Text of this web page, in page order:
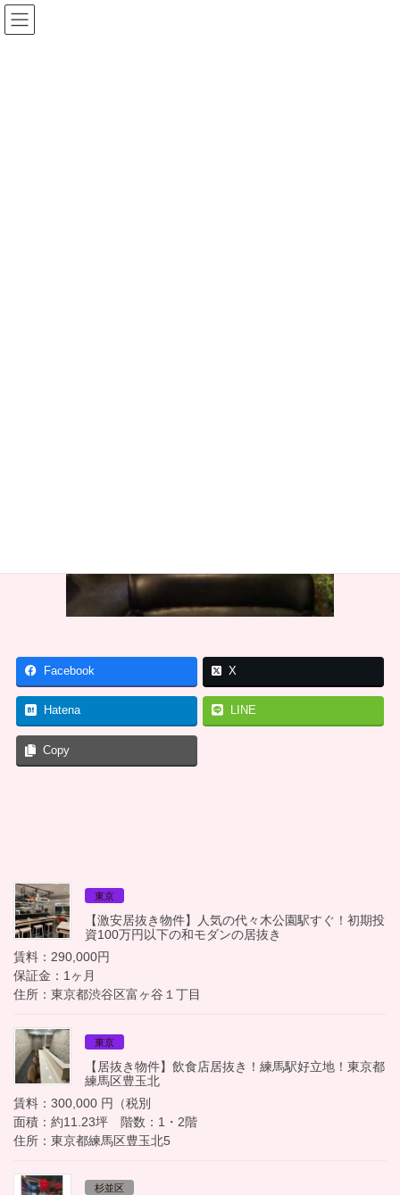
コ
ン
ナ
ビ
Facebook X
Hatena LINE
Copy
東京
【激安居抜き物件】人気の代々木公園駅すぐ！初期投
資100万円以下の和モダンの居抜き
賃料：290,000円
保証金：1ヶ月
住所：東京都渋谷区富ヶ谷１丁目
東京
【居抜き物件】飲食店居抜き！練馬駅好立地！東京都
練馬区豊玉北
賃料：300,000 円（税別
面積：約11.23坪 階数：1・2階
住所：東京都練馬区豊玉北5
杉並区